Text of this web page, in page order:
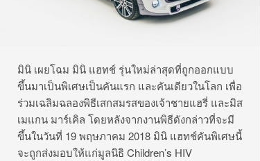
มินิ เผยโฉม มินิ แฮทช์ รุ่นใหม่ล่าสุดที่ถูกออกแบบ
ขึ้นมาเป็นพิเศษเป็นคันแรก และคันเดียวในโลก เพื่อ
ร่วมเฉลิมฉลองพิธีเสกสมรสของเจ้าชายแฮรี่ และมิส
เมแกน มาร์เคิล โดยหลังจากงานพิธีดังกล่าวที่จะมี
ขึ้นในวันที่ 19 พฤษภาคม 2018 มินิ แฮทช์คันพิเศษนี้
จะถูกส่งมอบให้แก่มูลนิธิ Children’s HIV